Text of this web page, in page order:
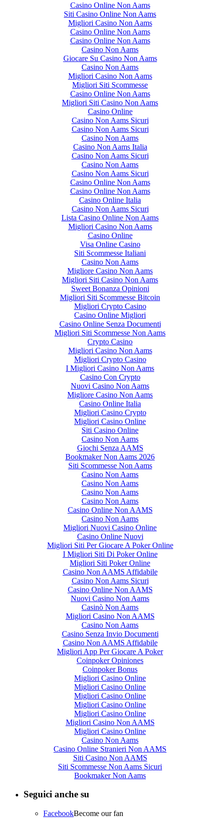
Casino Online Non Aams
Siti Casino Online Non Aams
Migliori Casino Non Aams
Casino Online Non Aams
Casino Online Non Aams
Casino Non Aams
Giocare Su Casino Non Aams
Casino Non Aams
Migliori Casino Non Aams
Migliori Siti Scommesse
Casino Online Non Aams
Migliori Siti Casino Non Aams
Casino Online
Casino Non Aams Sicuri
Casino Non Aams Sicuri
Casino Non Aams
Casino Non Aams Italia
Casino Non Aams Sicuri
Casino Non Aams
Casino Non Aams Sicuri
Casino Online Non Aams
Casino Online Non Aams
Casino Online Italia
Casino Non Aams Sicuri
Lista Casino Online Non Aams
Migliori Casino Non Aams
Casino Online
Visa Online Casino
Siti Scommesse Italiani
Casino Non Aams
Migliore Casino Non Aams
Migliori Siti Casino Non Aams
Sweet Bonanza Opinioni
Migliori Siti Scommesse Bitcoin
Migliori Crypto Casino
Casino Online Migliori
Casino Online Senza Documenti
Migliori Siti Scommesse Non Aams
Crypto Casino
Migliori Casino Non Aams
Migliori Crypto Casino
I Migliori Casino Non Aams
Casino Con Crypto
Nuovi Casino Non Aams
Migliore Casino Non Aams
Casino Online Italia
Migliori Casino Crypto
Migliori Casino Online
Siti Casino Online
Casino Non Aams
Giochi Senza AAMS
Bookmaker Non Aams 2026
Siti Scommesse Non Aams
Casino Non Aams
Casino Non Aams
Casino Non Aams
Casino Non Aams
Casino Online Non AAMS
Casino Non Aams
Migliori Nuovi Casino Online
Casino Online Nuovi
Migliori Siti Per Giocare A Poker Online
I Migliori Siti Di Poker Online
Migliori Siti Poker Online
Casino Non AAMS Affidabile
Casino Non Aams Sicuri
Casino Online Non AAMS
Nuovi Casino Non Aams
Casinò Non Aams
Migliori Casino Non AAMS
Casino Non Aams
Casino Senza Invio Documenti
Casino Non AAMS Affidabile
Migliori App Per Giocare A Poker
Coinpoker Opiniones
Coinpoker Bonus
Migliori Casino Online
Migliori Casino Online
Migliori Casino Online
Migliori Casino Online
Migliori Casino Online
Migliori Casino Non AAMS
Migliori Casino Online
Casino Non Aams
Casino Online Stranieri Non AAMS
Siti Casino Non AAMS
Siti Scommesse Non Aams Sicuri
Bookmaker Non Aams
Seguici anche su
FacebookBecome our fan